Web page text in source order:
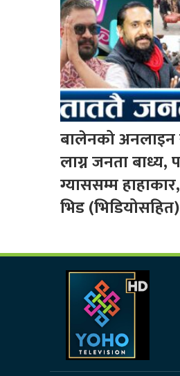
बालेनको अनलाइन
लाग्न जनता बाध्य,
ग्याससम्म
भिड (भिडियोसहित)